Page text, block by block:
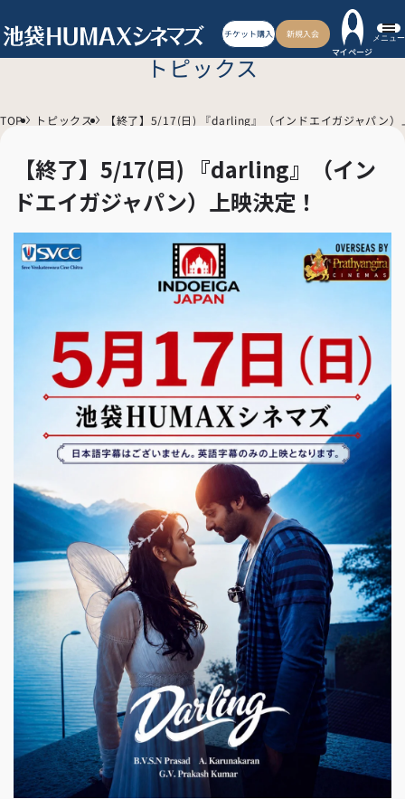
チケット購入
新規入会
マイページ
メニュー
トピックス
TOP トピックス 【終了】5/17(日) 『darling』（インドエイガジャパン）
【終了】5/17(日) 『darling』（イン
ドエイガジャパン）上映決定！